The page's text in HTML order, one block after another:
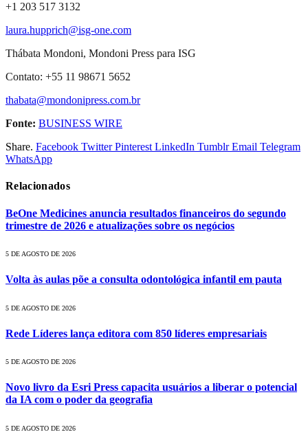
+1 203 517 3132
laura.hupprich@isg-one.com
Thábata Mondoni, Mondoni Press para ISG
Contato: +55 11 98671 5652
thabata@mondonipress.com.br
Fonte: BUSINESS WIRE
Share. Facebook Twitter Pinterest LinkedIn Tumblr Email Telegram
WhatsApp
Relacionados
BeOne Medicines anuncia resultados financeiros do segundo
trimestre de 2026 e atualizações sobre os negócios
5 DE AGOSTO DE 2026
Volta às aulas põe a consulta odontológica infantil em pauta
5 DE AGOSTO DE 2026
Rede Líderes lança editora com 850 líderes empresariais
5 DE AGOSTO DE 2026
Novo livro da Esri Press capacita usuários a liberar o potencial
da IA ​​com o poder da geografia
5 DE AGOSTO DE 2026